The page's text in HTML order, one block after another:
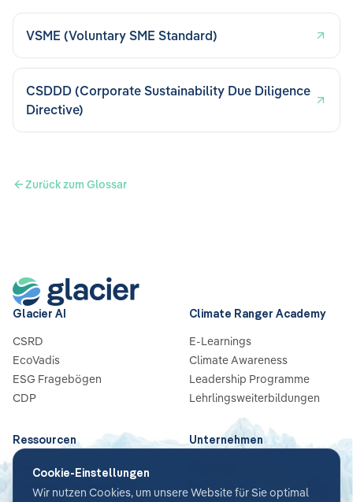
VSME (Voluntary SME Standard)
CSDDD (Corporate Sustainability Due Diligence
Directive)
Zurück zum Glossar
Glacier AI
CSRD
EcoVadis
ESG Fragebögen
CDP
Climate Ranger Academy
E-Learnings
Climate Awareness
Leadership Programme
Lehrlingsweiterbildungen
Ressourcen
Blog
Guides & Checklisten
Unternehmen
Partners
Cookie-Einstellungen
Wir nutzen Cookies, um unsere Website für Sie optimal